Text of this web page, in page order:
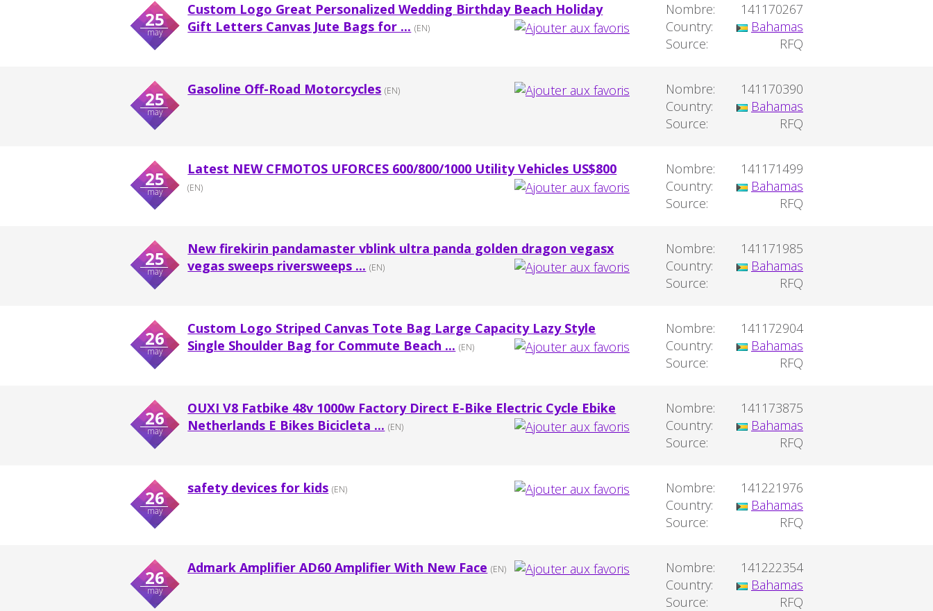
25
may
Custom Logo Great Personalized Wedding Birthday Beach Holiday
Gift Letters Canvas Jute Bags for ... (EN)
Nombre:
141170267
Country:
Bahamas
Source:
RFQ
25
may
Gasoline Off-Road Motorcycles (EN) Nombre:
141170390
Country:
Bahamas
Source:
RFQ
25
may
Latest NEW CFMOTOS UFORCES 600/800/1000 Utility Vehicles US$800
(EN)
Nombre:
141171499
Country:
Bahamas
Source:
RFQ
25
may
New firekirin pandamaster vblink ultra panda golden dragon vegasx
vegas sweeps riversweeps ... (EN)
Nombre:
141171985
Country:
Bahamas
Source:
RFQ
26
may
Custom Logo Striped Canvas Tote Bag Large Capacity Lazy Style
Single Shoulder Bag for Commute Beach ... (EN)
Nombre:
141172904
Country:
Bahamas
Source:
RFQ
26
may
OUXI V8 Fatbike 48v 1000w Factory Direct E-Bike Electric Cycle Ebike
Netherlands E Bikes Bicicleta ... (EN)
Nombre:
141173875
Country:
Bahamas
Source:
RFQ
26
may
safety devices for kids (EN) Nombre:
141221976
Country:
Bahamas
Source:
RFQ
26
may
Admark Amplifier AD60 Amplifier With New Face (EN) Nombre:
141222354
Country:
Bahamas
Source:
RFQ